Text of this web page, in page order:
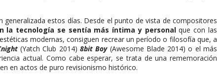
estos días. Desde el punto de vista de compositores
la tecnología se sentía más íntima y personalque con las
modernas, consiguen recrear un período o filosofía que, a
(Yatch Club 2014) 8bit Boy (Awesome Blade 2014) o el más
actual. Como cabe esperar, se trata de una rememoración
en actos de puro revisionismo histórico.